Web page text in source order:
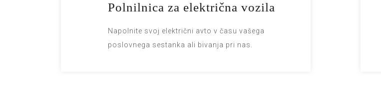
Polnilnica za električna vozila
Napolnite svoj električni avto v času vašega
poslovnega sestanka ali bivanja pri nas.